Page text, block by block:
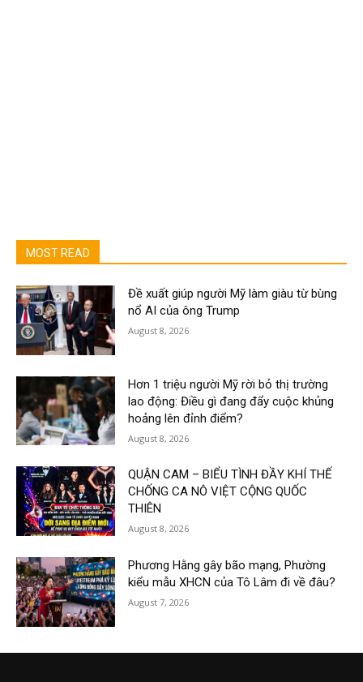
MOST READ
Đề xuất giúp người Mỹ làm giàu từ bùng
nổ AI của ông Trump
August 8, 2026
Hơn 1 triệu người Mỹ rời bỏ thị trường
lao động: Điều gì đang đẩy cuộc khủng
hoảng lên đỉnh điểm?
August 8, 2026
QUẬN CAM – BIỂU TÌNH ĐẦY KHÍ THẾ
CHỐNG CA NÔ VIỆT CỘNG QUỐC
THIÊN
August 8, 2026
Phương Hằng gây bão mạng, Phường
kiểu mẫu XHCN của Tô Lâm đi về đâu?
August 7, 2026